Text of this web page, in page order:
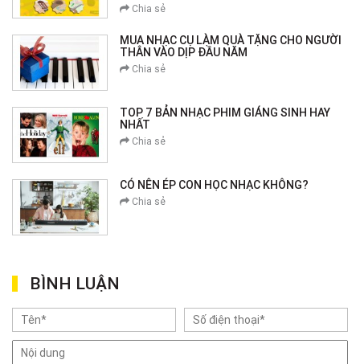
Chia sẻ
MUA NHẠC CỤ LÀM QUÀ TẶNG CHO NGƯỜI
THÂN VÀO DỊP ĐẦU NĂM
Chia sẻ
TOP 7 BẢN NHẠC PHIM GIÁNG SINH HAY
NHẤT
Chia sẻ
CÓ NÊN ÉP CON HỌC NHẠC KHÔNG?
Chia sẻ
BÌNH LUẬN